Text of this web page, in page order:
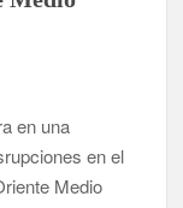
Panamá
de ingresos en
en una
en el
Medio